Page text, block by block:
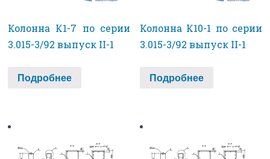
Колонна К1-7 по серии
3.015-3/92 выпуск II-1
Подробнее
Колонна К10-1 по серии
3.015-3/92 выпуск II-1
Подробнее